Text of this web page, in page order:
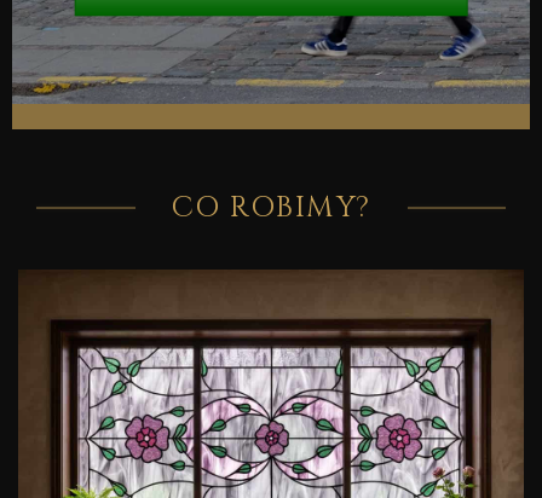
CO ROBIMY?